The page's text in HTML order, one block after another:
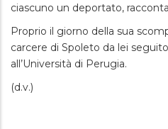
ciascuno un deportato,
Proprio il giorno della sua
carcere di Spoleto da lei
all’Università di Perugia.
(d.v.)